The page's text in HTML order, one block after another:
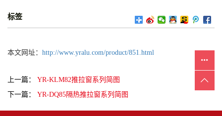
标签
本文网址： http://www.yralu.com/product/851.html
上一篇：
YR-KLM82推拉窗系列简图
下一篇：
YR-DQ85隔热推拉窗系列简图